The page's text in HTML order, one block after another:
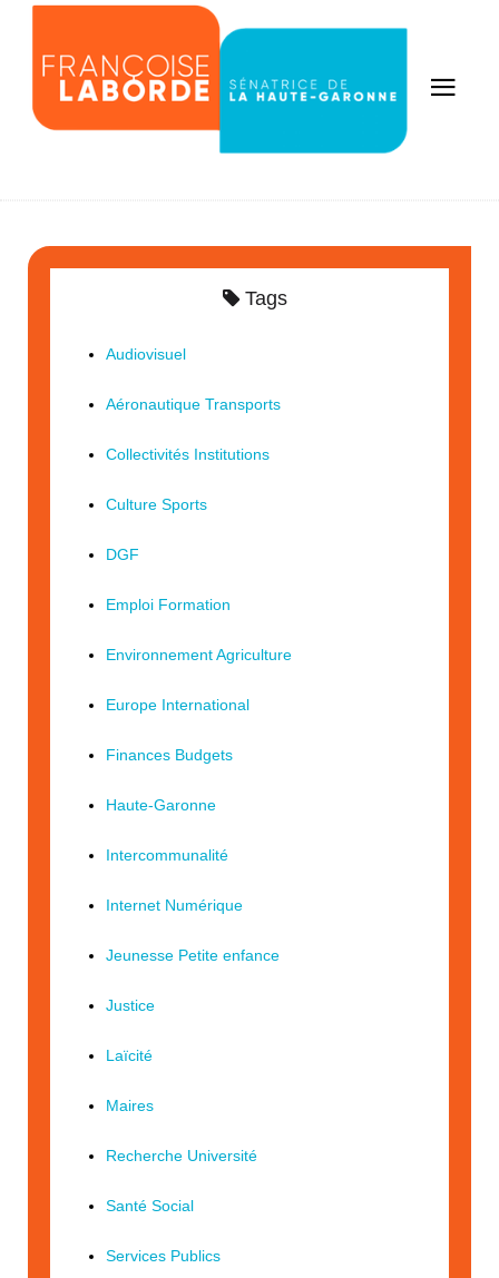
Tags
Audiovisuel
Aéronautique Transports
Collectivités Institutions
Culture Sports
DGF
Emploi Formation
Environnement Agriculture
Europe International
Finances Budgets
Haute-Garonne
Intercommunalité
Internet Numérique
Jeunesse Petite enfance
Justice
Laïcité
Maires
Recherche Université
Santé Social
Services Publics